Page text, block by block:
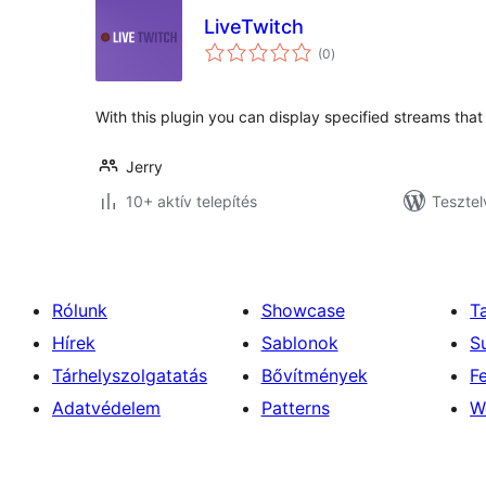
LiveTwitch
(0értékelés
összesen
)
With this plugin you can display specified streams
Jerry
10+ aktív telepítés
Rólunk
Hírek
Tárhelyszolgatatás
Adatvédelem
Showcase
Sablonok
Bővítmények
Patterns